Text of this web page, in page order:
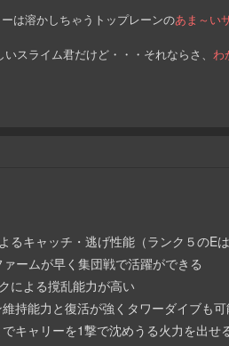
は溶かしちゃうトップレーンのあま～い
スライム君だけど・・・それならさ、 わ
るキャッチ・逃げ性能（ランク５のE
ームが早く集団戦で活躍ができる
による撹乱能力が高い
持能力と復活が強くタワーダイブも
キャリーを1撃で沈めうる火力を出せ